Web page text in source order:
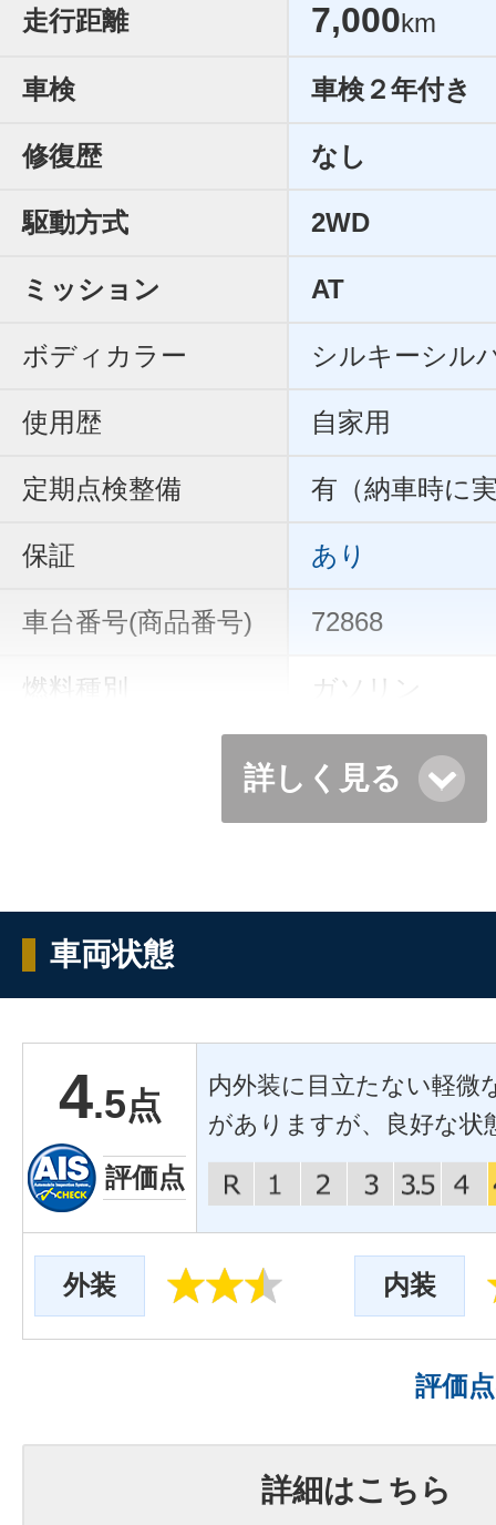
走行距離 7,000km
車検 車検２年付き
修復歴 なし
駆動方式 2WD
ミッション AT
ボディカラー シルキーシル
使用歴 自家用
定期点検整備 有（納車時に
保証 あり
車台番号(商品番号) 72868
燃料種別 ガソリン
詳しく見る
車両状態
4.5点
評価点
内外装に目立たない軽微
がありますが、良好な状
外装 内装
評価
詳細はこちら